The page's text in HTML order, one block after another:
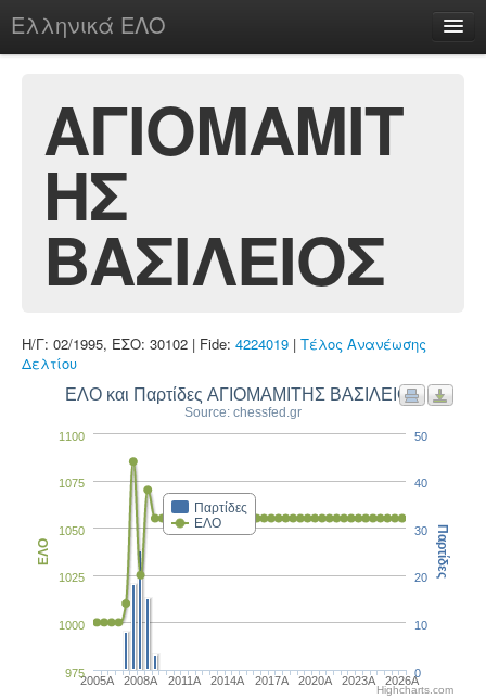
Ελληνικά ΕΛΟ
chesstu.be @ discord
Login
ΑΓΙΟΜΑΜΙΤ
ΗΣ
ΒΑΣΙΛΕΙΟΣ
Η/Γ: 02/1995, ΕΣΟ: 30102 | Fide: 4224019 | Τέλος Ανανέωσης
Δελτίου
ΕΛΟ και Παρτίδες ΑΓΙΟΜΑΜΙΤΗΣ ΒΑΣΙΛΕΙΟΣ
Source: chessfed.gr
Παρτίδες
ΕΛΟ
2005A 2008A 2011A 2014A 2017A 2020A 2023Α 2026A
975
1000
1025
1050
1075
1100
ΕΛΟ
0
10
20
30
40
50
Παρτίδες
Highcharts.com